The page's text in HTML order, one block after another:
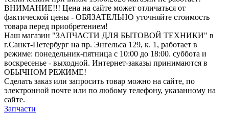
ВНИМАНИЕ!!! Цена на сайте может отличаться от
фактической цены - ОБЯЗАТЕЛЬНО уточняйте стоимость
товара перед приобретением!
Наш магазин "ЗАПЧАСТИ ДЛЯ БЫТОВОЙ ТЕХНИКИ" в
г.Санкт-Петербург на пр. Энгельса 129, к. 1, работает в
режиме: понедельник-пятница с 10:00 до 18:00. суббота и
воскресенье - выходной. Интернет-заказы принимаются в
ОБЫЧНОМ РЕЖИМЕ!
Сделать заказ или запросить товар можно на сайте, по
электронной почте или по любому телефону, указанному на
сайте.
Запчасти